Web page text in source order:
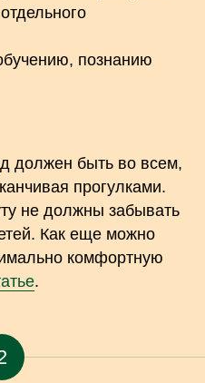
познанию
должен быть во всем,
прогулками.
не должны забывать
Как еще можно
комфортную
.